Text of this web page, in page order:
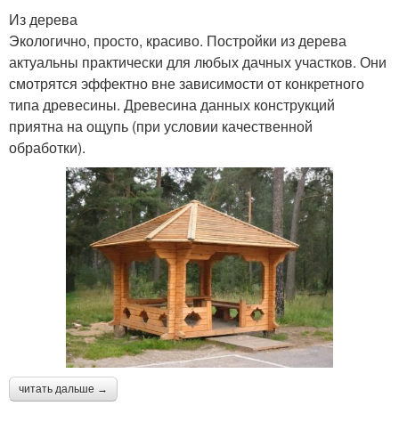
Из дерева
Экологично, просто, красиво. Постройки из дерева
актуальны практически для любых дачных участков. Они
смотрятся эффектно вне зависимости от конкретного
типа древесины. Древесина данных конструкций
приятна на ощупь (при условии качественной
обработки).
читать дальше →